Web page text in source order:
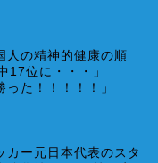
人の精神的健康の順
17位に・・・」
た！！！！！」
カー元日本代表のスタ